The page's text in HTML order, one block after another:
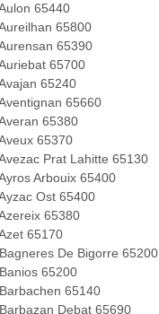
65440
65800
65390
65700
65240
65660
65380
65370
Prat Lahitte 65130
Arbouix 65400
Ost 65400
65380
65170
De Bigorre 65200
65200
65140
Debat 65690